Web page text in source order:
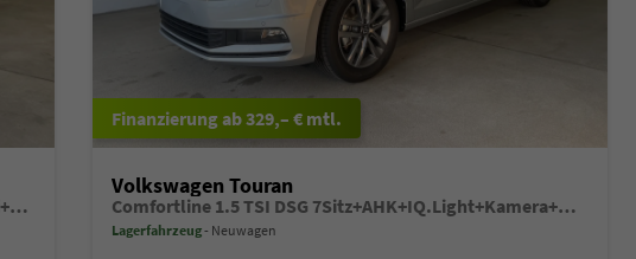
Comfortline 150PS 7Si+IQ.Light+TrailerAss+Cam+Navi+Kamera+Alarm+Kessy+App-Connect
ab 329,– € mtl.
Volkswagen Touran
Comfortline 1.5 TSI DSG 7Sitz+AHK+IQ.Light+Kamera+Navi+eHeck+Keyless+Sitzheiz
Lagerfahrzeug Neuwagen